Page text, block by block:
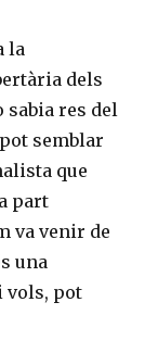
la
dels
sabia res del
semblar
que
part
va venir de
una
vols, pot